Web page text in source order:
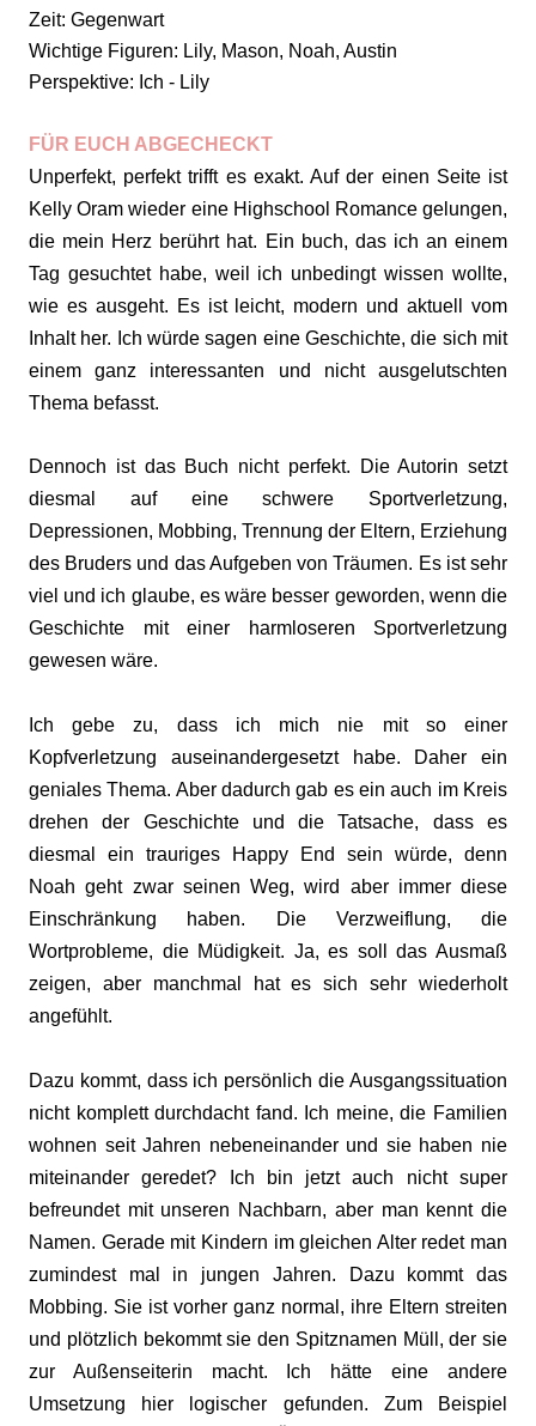
Zeit: Gegenwart
Wichtige Figuren: Lily, Mason, Noah, Austin
Perspektive: Ich - Lily
FÜR EUCH ABGECHECKT
Unperfekt, perfekt trifft es exakt. Auf der einen Seite ist
Kelly Oram wieder eine Highschool Romance gelungen,
die mein Herz berührt hat. Ein buch, das ich an einem
Tag gesuchtet habe, weil ich unbedingt wissen wollte,
wie es ausgeht. Es ist leicht, modern und aktuell vom
Inhalt her. Ich würde sagen eine Geschichte, die sich mit
einem ganz interessanten und nicht ausgelutschten
Thema befasst.
Dennoch ist das Buch nicht perfekt. Die Autorin setzt
diesmal auf eine schwere Sportverletzung,
Depressionen, Mobbing, Trennung der Eltern, Erziehung
des Bruders und das Aufgeben von Träumen. Es ist sehr
viel und ich glaube, es wäre besser geworden, wenn die
Geschichte mit einer harmloseren Sportverletzung
gewesen wäre.
Ich gebe zu, dass ich mich nie mit so einer
Kopfverletzung auseinandergesetzt habe. Daher ein
geniales Thema. Aber dadurch gab es ein auch im Kreis
drehen der Geschichte und die Tatsache, dass es
diesmal ein trauriges Happy End sein würde, denn
Noah geht zwar seinen Weg, wird aber immer diese
Einschränkung haben. Die Verzweiflung, die
Wortprobleme, die Müdigkeit. Ja, es soll das Ausmaß
zeigen, aber manchmal hat es sich sehr wiederholt
angefühlt.
Dazu kommt, dass ich persönlich die Ausgangssituation
nicht komplett durchdacht fand. Ich meine, die Familien
wohnen seit Jahren nebeneinander und sie haben nie
miteinander geredet? Ich bin jetzt auch nicht super
befreundet mit unseren Nachbarn, aber man kennt die
Namen. Gerade mit Kindern im gleichen Alter redet man
zumindest mal in jungen Jahren. Dazu kommt das
Mobbing. Sie ist vorher ganz normal, ihre Eltern streiten
und plötzlich bekommt sie den Spitznamen Müll, der sie
zur Außenseiterin macht. Ich hätte eine andere
Umsetzung hier logischer gefunden. Zum Beispiel